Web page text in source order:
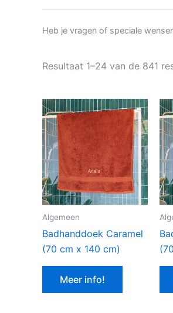
Heb je vragen of speciale
Resultaat 1–24 van de 841
Algemeen
Badhanddoek Caramel
(70 cm x 140 cm)
Meer info!